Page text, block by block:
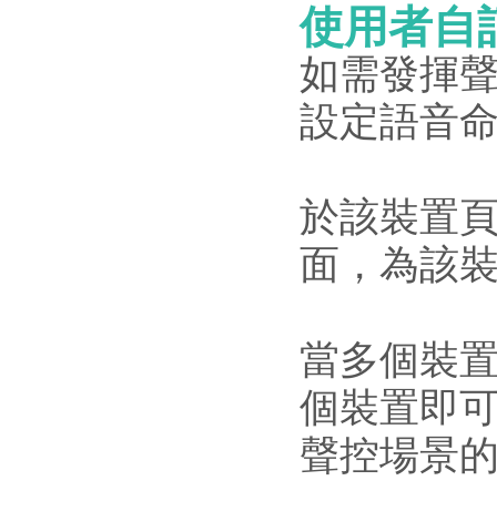
使用者自
如需發揮
設定語音
於該裝置
面，為該
當多個裝
個裝置即
聲控場景